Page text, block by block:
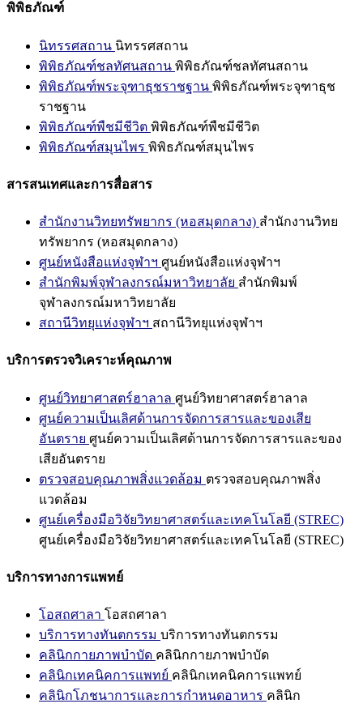
พิพิธภัณฑ์
นิทรรศสถาน นิทรรศสถาน
พิพิธภัณฑ์ชลทัศนสถาน พิพิธภัณฑ์ชลทัศนสถาน
พิพิธภัณฑ์พระจุฑาธุชราชฐาน พิพิธภัณฑ์พระจุฑาธุช
ราชฐาน
พิพิธภัณฑ์พืชมีชีวิต พิพิธภัณฑ์พืชมีชีวิต
พิพิธภัณฑ์สมุนไพร พิพิธภัณฑ์สมุนไพร
สารสนเทศและการสื่อสาร
สำนักงานวิทยทรัพยากร (หอสมุดกลาง) สำนักงานวิทย
ทรัพยากร (หอสมุดกลาง)
ศูนย์หนังสือแห่งจุฬาฯ ศูนย์หนังสือแห่งจุฬาฯ
สำนักพิมพ์จุฬาลงกรณ์มหาวิทยาลัย สำนักพิมพ์
จุฬาลงกรณ์มหาวิทยาลัย
สถานีวิทยุแห่งจุฬาฯ สถานีวิทยุแห่งจุฬาฯ
บริการตรวจวิเคราะห์คุณภาพ
ศูนย์วิทยาศาสตร์ฮาลาล ศูนย์วิทยาศาสตร์ฮาลาล
ศูนย์ความเป็นเลิศด้านการจัดการสารและของเสีย
อันตราย ศูนย์ความเป็นเลิศด้านการจัดการสารและของ
เสียอันตราย
ตรวจสอบคุณภาพสิ่งแวดล้อม ตรวจสอบคุณภาพสิ่ง
แวดล้อม
ศูนย์เครื่องมือวิจัยวิทยาศาสตร์และเทคโนโลยี (STREC)
ศูนย์เครื่องมือวิจัยวิทยาศาสตร์และเทคโนโลยี (STREC)
บริการทางการแพทย์
โอสถศาลา โอสถศาลา
บริการทางทันตกรรม บริการทางทันตกรรม
คลินิกกายภาพบำบัด คลินิกกายภาพบำบัด
คลินิกเทคนิคการแพทย์ คลินิกเทคนิคการแพทย์
คลินิกโภชนาการและการกำหนดอาหาร คลินิก